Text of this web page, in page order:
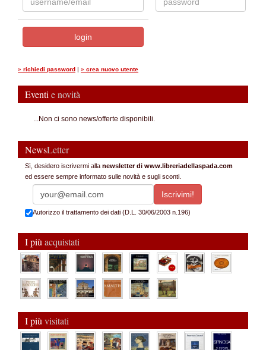
» richiedi password | » crea nuovo utente
Eventi e novità
...Non ci sono news/offerte disponibili.
NewsLetter
Sì, desidero iscrivermi alla newsletter di www.libreriadellaspada.com
ed essere sempre informato sulle novità e sugli sconti.
Autorizzo il trattamento dei dati (D.L. 30/06/2003 n.196)
I più acquistati
I più visitati